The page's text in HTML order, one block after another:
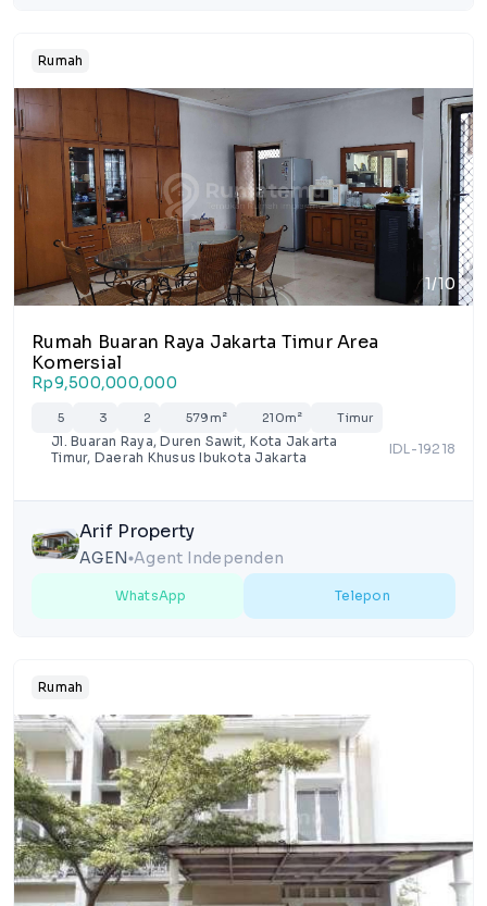
Rumah
1/10
Rumah Buaran Raya Jakarta Timur Area
Komersial
Rp9,500,000,000
5 3 2 579m² 210m² Timur
Jl. Buaran Raya, Duren Sawit, Kota Jakarta
Timur, Daerah Khusus Ibukota Jakarta
IDL-19218
Arif Property
AGEN lensAgent Independen
WhatsApp Telepon
Rumah